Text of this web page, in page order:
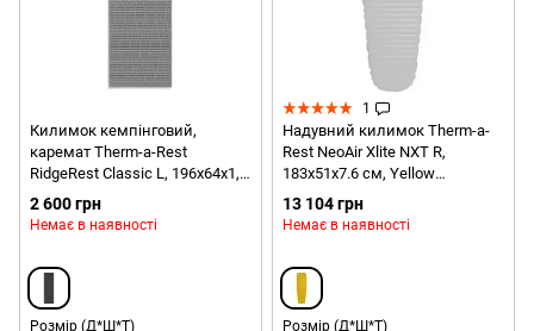
Килимок кемпінговий,
каремат Therm-a-Rest
RidgeRest Classic L, 196х64х1,5
см, Charcoal (THR 6433)
2 600 грн
Немає в наявності
Розмір (Д*Ш*Т)
1
Надувний килимок Therm-a-
Rest NeoAir Xlite NXT R,
183х51х7.6 см, Yellow
(0040818116272)
13 104 грн
Немає в наявності
Розмір (Д*Ш*Т)